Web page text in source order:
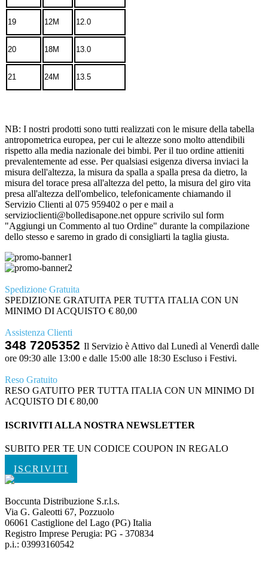
19 12M 12.0
20 18M 13.0
21 24M 13.5
NB: I nostri prodotti sono tutti realizzati con le misure della tabella
antropometrica europea, per cui le altezze sono molto attendibili
rispetto alla media nazionale dei bimbi. Per il tuo ordine attieniti
prevalentemente ad esse. Per qualsiasi esigenza diversa inviaci la
misura dell'altezza, la misura da spalla a spalla presa da dietro, la
misura del torace presa all'altezza del petto, la misura del giro vita
presa all'altezza dell'ombelico, telefonicamente chiamando il
Servizio Clienti al 075 959402 o per e mail a
servizioclienti@bolledisapone.net oppure scrivilo sul form
"Aggiungi un Commento al tuo Ordine" durante la compilazione
dello stesso e saremo in grado di consigliarti la taglia giusta.
Spedizione Gratuita
SPEDIZIONE GRATUITA PER TUTTA ITALIA CON UN
MINIMO DI ACQUISTO € 80,00
Assistenza Clienti
348 7205352 Il Servizio è Attivo dal Lunedì al Venerdì dalle
ore 09:30 alle 13:00 e dalle 15:00 alle 18:30 Escluso i Festivi.
Reso Gratuito
RESO GATUITO PER TUTTA ITALIA CON UN MINIMO DI
ACQUISTO DI € 80,00
ISCRIVITI ALLA NOSTRA NEWSLETTER
SUBITO PER TE UN CODICE COUPON IN REGALO
ISCRIVITI
Boccunta Distribuzione S.r.l.s.
Via G. Galeotti 67, Pozzuolo
06061 Castiglione del Lago (PG) Italia
Registro Imprese Perugia: PG - 370834
p.i.: 03993160542